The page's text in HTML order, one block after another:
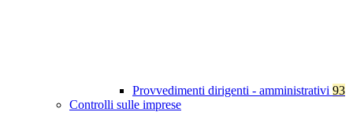
Provvedimenti dirigenti - amministrativi 93
Controlli sulle imprese